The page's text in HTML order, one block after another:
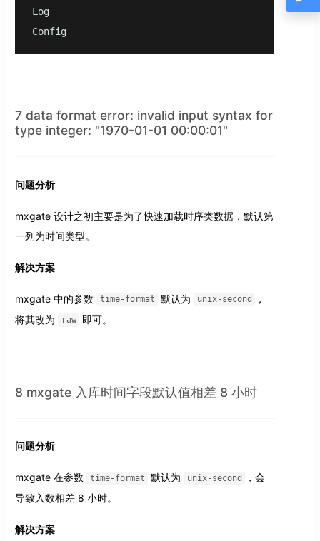
Log
Config
7 data format error: invalid input syntax for
type integer: "1970-01-01 00:00:01"
问题分析
mxgate 设计之初主要是为了快速加载时序类数据，默认第
一列为时间类型。
解决方案
mxgate 中的参数 time-format 默认为 unix-second
，
将其改为
raw 即可。
8 mxgate 入库时间字段默认值相差 8 小时
问题分析
mxgate 在参数 time-format 默认为 unix-second
，会
导致入数相差 8 小时。
解决方案